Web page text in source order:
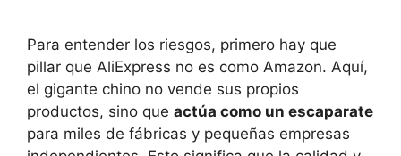
Para entender los riesgos, primero hay que
pillar que AliExpress no es como Amazon. Aquí,
el gigante chino no vende sus propios
productos, sino que actúa como un escaparate
para miles de fábricas y pequeñas empresas